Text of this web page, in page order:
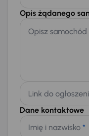
Opis żądanego
Opisz samochód
Link do
Dane kontaktowe
Imię i nazwisko *